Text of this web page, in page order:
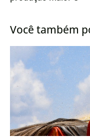
Você também